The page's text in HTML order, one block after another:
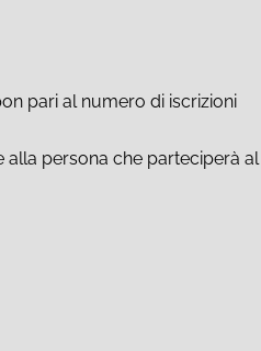
pari al numero di iscrizioni
alla persona che parteciperà al